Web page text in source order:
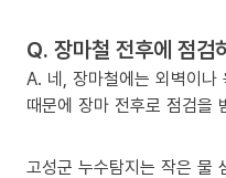
Q. 장마철 전후에 점검
A. 네, 장마철에는 외벽이나
때문에 장마 전후로 점검을
고성군 누수탐지는 작은 물